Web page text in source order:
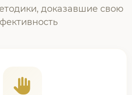
доказавшие свою